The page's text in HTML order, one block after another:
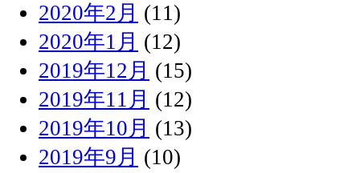
2020年2月 (11)
2020年1月 (12)
2019年12月 (15)
2019年11月 (12)
2019年10月 (13)
2019年9月 (10)